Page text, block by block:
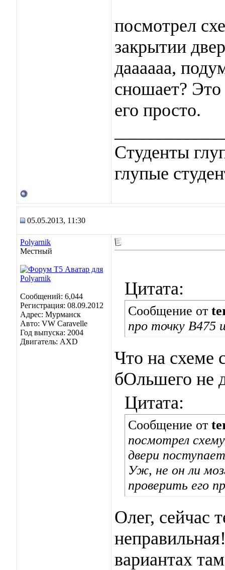
посмотрел
закрытии
даааааа,
сношает? Это
его просто.
Студенты
глупые
05.05.2013, 11:30
Polyarnik
Местный
Сообщений: 6,044
Регистрация: 08.09.2012
Адрес: Мурманск
Авто: VW Caravelle
Год выпуска: 2004
Двигатель: AXD
Цитата:
Сообщение от
про точку В475
Что на схеме
бОльшего не
Цитата:
Сообщение от
посмотрел
двери
Уж, не он ли
проверить его
Олег, сейчас
вариантах